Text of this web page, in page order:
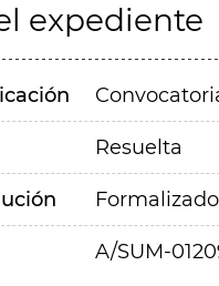
expediente
Resuelta
Formalizado
A/SUM-